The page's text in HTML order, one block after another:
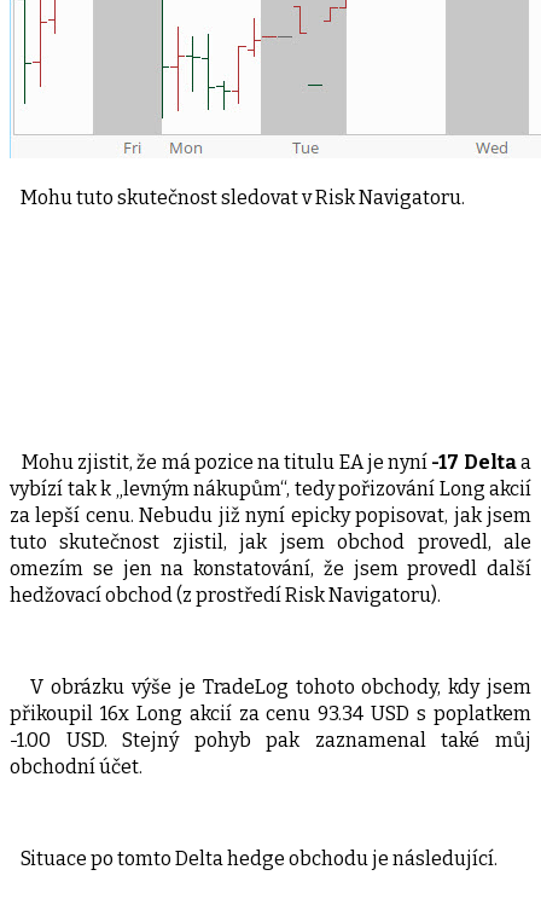
Mohu tuto skutečnost sledovat v Risk Navigatoru.
Mohu zjistit, že má pozice na titulu EA je nyní -17 Deltaa
vybízí tak k „levným nákupům“, tedy pořizování Long akcií
za lepší cenu. Nebudu již nyní epicky popisovat, jak jsem
tuto skutečnost zjistil, jak jsem obchod provedl, ale
omezím se jen na konstatování, že jsem provedl další
hedžovací obchod (z prostředí Risk Navigatoru).
V obrázku výše je TradeLog tohoto obchody, kdy jsem
přikoupil 16x Long akcií za cenu 93.34 USD s poplatkem
-1.00 USD. Stejný pohyb pak zaznamenal také můj
obchodní účet.
Situace po tomto Delta hedge obchodu je následující.